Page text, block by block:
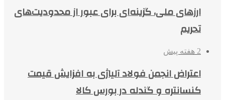
ارزهای ملی، گزینه‌ای برای عبور از محدودیت‌های
تحریم
2 هفته پیش
اعتراض انجمن فولاد آلیاژی به افزایش قیمت
کنسانتره و گندله در بورس کالا